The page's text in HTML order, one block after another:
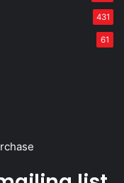
431
61